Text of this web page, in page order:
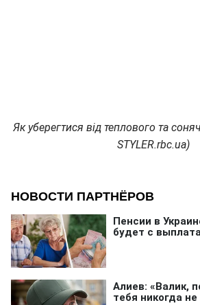
Як уберегтися від теплового та
STYLER.rbc.ua)